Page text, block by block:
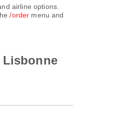
airline options.
/order menu and
Lisbonne